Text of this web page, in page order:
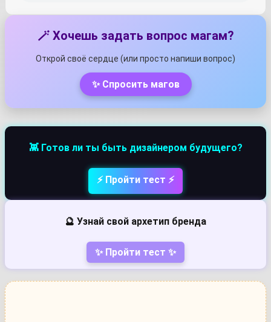
🪄 Хочешь задать вопрос магам?
Открой своё сердце (или просто напиши вопрос)
✨ Спросить магов
👾 Готов ли ты быть дизайнером будущего?
⚡ Пройти тест ⚡
🔮 Узнай свой архетип бренда
✨ Пройти тест ✨